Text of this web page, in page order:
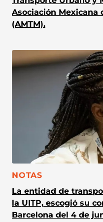
Asociación Mexicana
(AMTM).
CATEGORÍA:
NOTAS
La entidad de
la UITP, escogió su
Barcelona del 4 de